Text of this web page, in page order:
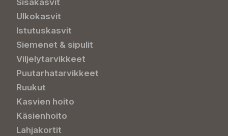
Sisäkasvit
Ulkokasvit
Istutuskasvit
Siemenet & sipulit
Viljelytarvikkeet
Puutarhatarvikkeet
Ruukut
Kasvien hoito
Käsienhoito
Lahjakortit